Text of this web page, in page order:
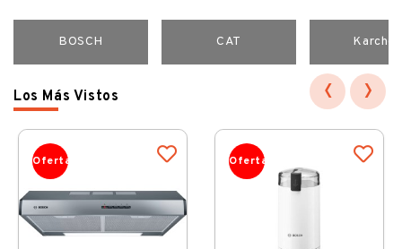
BOSCH CAT Karcher
Los Más Vistos
Oferta Oferta
‹ ›